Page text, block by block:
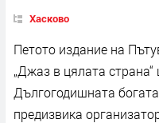
Хасково
Петото издание на
„Джаз в цялата
Дългогодишната
предизвика